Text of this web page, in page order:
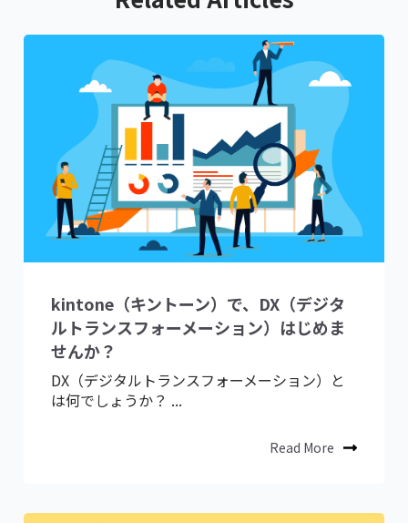
kintone（キントーン）で、DX（デジタ
ルトランスフォーメーション）はじめま
せんか？
DX（デジタルトランスフォーメーション）と
は何でしょうか？ ...
Read More